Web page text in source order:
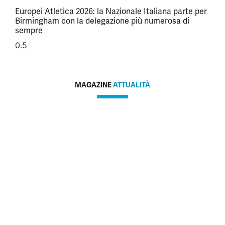
Europei Atletica 2026: la Nazionale Italiana parte per
Birmingham con la delegazione più numerosa di
sempre
MAGAZINEATTUALITÀ